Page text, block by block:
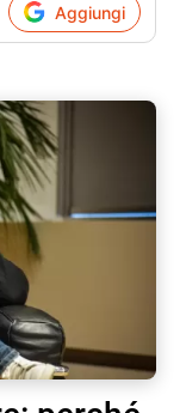
Aggiungi